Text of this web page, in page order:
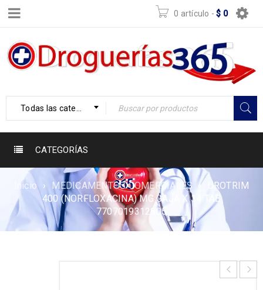
0 artículo - $ 0
Todas las categorías
CATEGORÍAS
Inicio › MEDICAMENTOS COMERCIALES ›
UROTRIM
400 (NORFLOXACINA) MG CAJA X 14 TAB
7707019312805